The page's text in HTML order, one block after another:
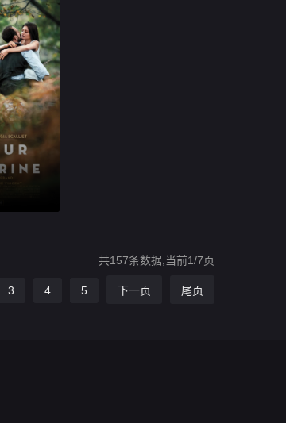
共157条数据,当前1/7页
3 4 5 下一页 尾页